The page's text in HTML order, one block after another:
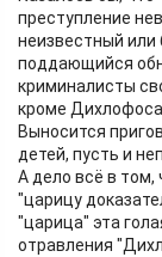
преступление
неизвестный
поддающийся
криминалисты
кроме
Выносится
детей, пусть и
А дело всё в
"царицу
"царица" эта
отравления